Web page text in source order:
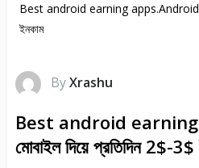
Best android earning apps.Android
ইনকাম
ByXrashu
Best android
মোবাইল দিয়ে প্রতিদিন 2$-